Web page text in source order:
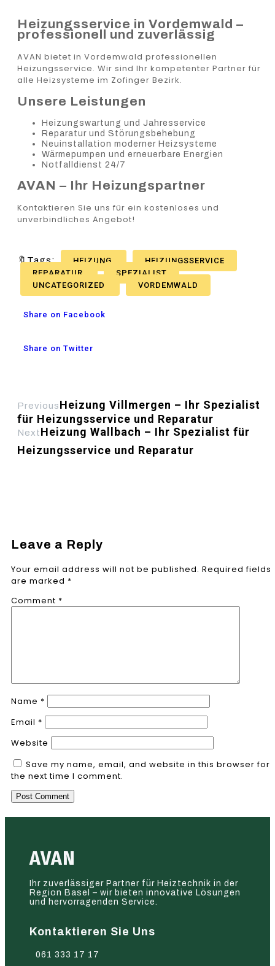
Heizungsservice in Vordemwald –
professionell und zuverlässig
AVAN bietet in Vordemwald professionellen
Heizungsservice. Wir sind Ihr kompetenter Partner für
alle Heizsysteme im Zofinger Bezirk.
Unsere Leistungen
Heizungswartung und Jahresservice
Reparatur und Störungsbehebung
Neuinstallation moderner Heizsysteme
Wärmepumpen und erneuerbare Energien
Notfalldienst 24/7
AVAN – Ihr Heizungspartner
Kontaktieren Sie uns für ein kostenloses und
unverbindliches Angebot!
🔖Tags: HEIZUNG
HEIZUNGSSERVICE
REPARATUR
SPEZIALIST
UNCATEGORIZED
VORDEMWALD
Share on Facebook
Share on Twitter
PreviousHeizung Villmergen – Ihr Spezialist
für Heizungsservice und Reparatur
NextHeizung Wallbach – Ihr Spezialist für
Heizungsservice und Reparatur
Leave a Reply
Your email address will not be published. Required fields
are marked *
Comment *
Name *
Email *
Website
Save my name, email, and website in this browser for
the next time I comment.
AVAN
Ihr zuverlässiger Partner für Heiztechnik in der
Region Basel – wir bieten innovative Lösungen
und hervorragenden Service.
Kontaktieren Sie Uns
061 333 17 17